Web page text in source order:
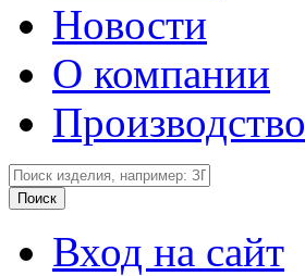
Новости
О компании
Производство
Вход на сайт